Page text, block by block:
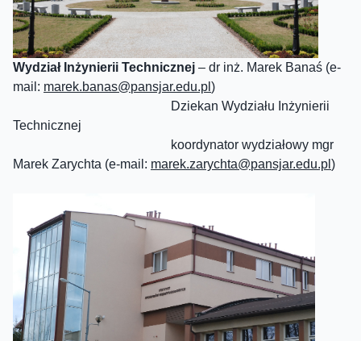
Wydział Inżynierii Technicznej – dr inż. Marek Banaś (e-
mail: marek.banas@pansjar.edu.pl )
Dziekan Wydziału Inżynierii
Technicznej
koordynator wydziałowy mgr
Marek Zarychta (e-mail: marek.zarychta@pansjar.edu.pl )